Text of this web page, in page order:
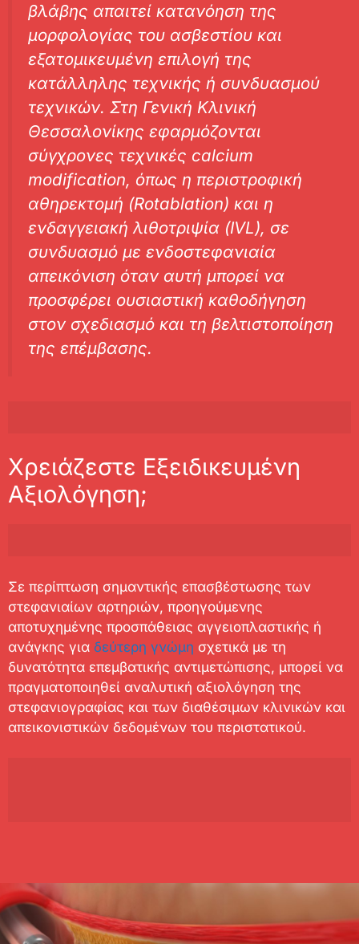
βλάβης απαιτεί κατανόηση της
μορφολογίας του ασβεστίου και
εξατομικευμένη επιλογή της
κατάλληλης τεχνικής ή συνδυασμού
τεχνικών. Στη Γενική Κλινική
Θεσσαλονίκης εφαρμόζονται
σύγχρονες τεχνικές calcium
modification, όπως η περιστροφική
αθηρεκτομή (Rotablation) και η
ενδαγγειακή λιθοτριψία (IVL), σε
συνδυασμό με ενδοστεφανιαία
απεικόνιση όταν αυτή μπορεί να
προσφέρει ουσιαστική καθοδήγηση
στον σχεδιασμό και τη βελτιστοποίηση
της επέμβασης.
Χρειάζεστε Εξειδικευμένη
Αξιολόγηση;
Σε περίπτωση σημαντικής επασβέστωσης των
στεφανιαίων αρτηριών, προηγούμενης
αποτυχημένης προσπάθειας αγγειοπλαστικής ή
ανάγκης για δεύτερη γνώμη σχετικά με τη
δυνατότητα επεμβατικής αντιμετώπισης, μπορεί να
πραγματοποιηθεί αναλυτική αξιολόγηση της
στεφανιογραφίας και των διαθέσιμων κλινικών και
απεικονιστικών δεδομένων του περιστατικού.